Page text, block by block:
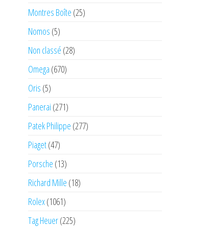
Montres Boîte (25)
Nomos (5)
Non classé (28)
Omega (670)
Oris (5)
Panerai (271)
Patek Philippe (277)
Piaget(47)
Porsche (13)
Richard Mille (18)
Rolex(1061)
Tag Heuer(225)